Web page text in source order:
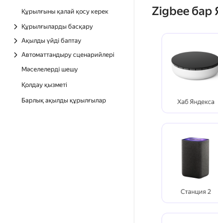
Құрылғыны қалай қосу керек
Құрылғыларды басқару
Ақылды үйді баптау
Автоматтандыру сценарийлері
Мәселелерді шешу
Қолдау қызметі
Барлық ақылды құрылғылар
Zigbee бар